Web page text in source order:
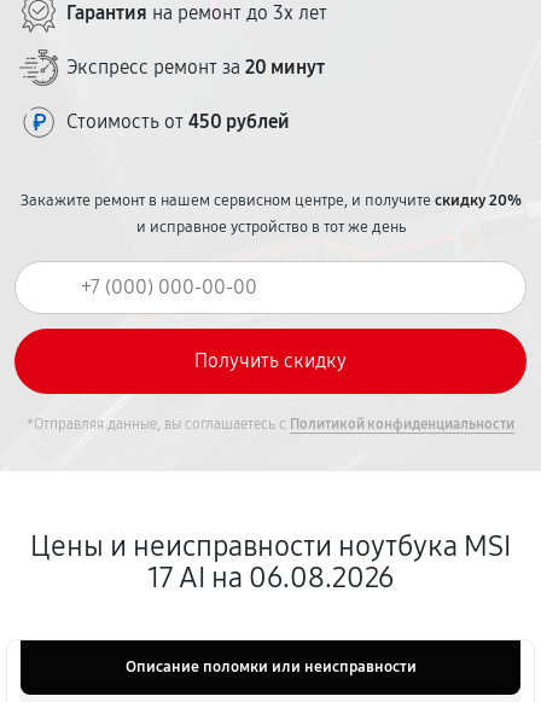
Гарантия на ремонт до 3х лет
Экспресс ремонт за 20 минут
Стоимость от 450 рублей
Закажите ремонт в нашем сервисном центре, и получитескидку 20%
и исправное устройство в тот же день
*Отправляя данные, вы соглашаетесь с Политикой конфиденциальности
Цены и неисправности ноутбука MSI
17 AI на 06.08.2026
Описание поломки или неисправности